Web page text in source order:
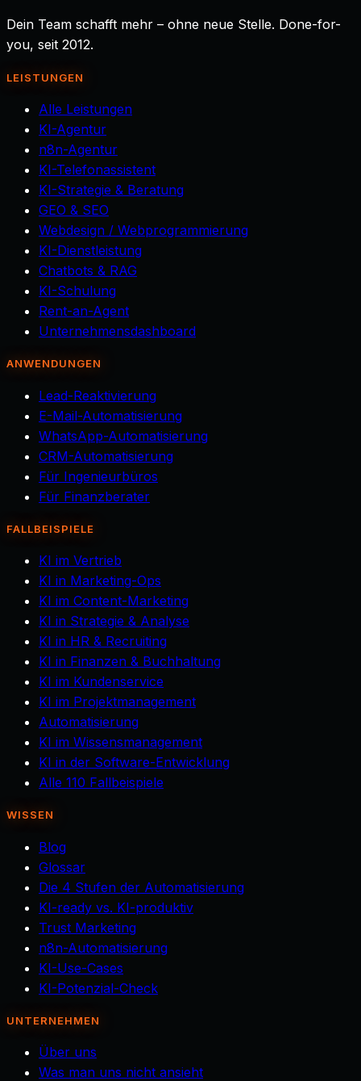
Dein Team schafft mehr – ohne neue Stelle. Done-for-
you, seit 2012.
LEISTUNGEN
Alle Leistungen
KI-Agentur
n8n-Agentur
KI-Telefonassistent
KI-Strategie & Beratung
GEO & SEO
Webdesign / Webprogrammierung
KI-Dienstleistung
Chatbots & RAG
KI-Schulung
Rent-an-Agent
Unternehmensdashboard
ANWENDUNGEN
Lead-Reaktivierung
E-Mail-Automatisierung
WhatsApp-Automatisierung
CRM-Automatisierung
Für Ingenieurbüros
Für Finanzberater
FALLBEISPIELE
KI im Vertrieb
KI in Marketing-Ops
KI im Content-Marketing
KI in Strategie & Analyse
KI in HR & Recruiting
KI in Finanzen & Buchhaltung
KI im Kundenservice
KI im Projektmanagement
Automatisierung
KI im Wissensmanagement
KI in der Software-Entwicklung
Alle 110 Fallbeispiele
WISSEN
Blog
Glossar
Die 4 Stufen der Automatisierung
KI-ready vs. KI-produktiv
Trust Marketing
n8n-Automatisierung
KI-Use-Cases
KI-Potenzial-Check
UNTERNEHMEN
Über uns
Was man uns nicht ansieht